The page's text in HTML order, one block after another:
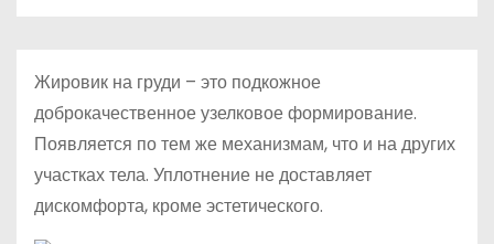
Жировик на груди – это подкожное
доброкачественное узелковое формирование.
Появляется по тем же механизмам, что и на других
участках тела. Уплотнение не доставляет
дискомфорта, кроме эстетического.